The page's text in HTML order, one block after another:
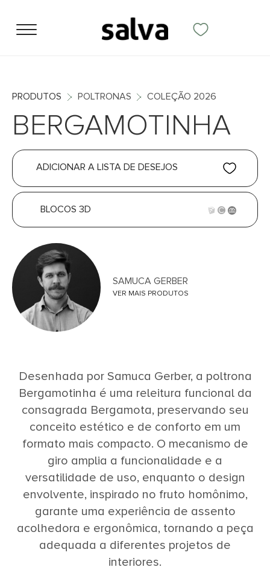
PRODUTOS POLTRONAS COLEÇÃO 2026
BERGAMOTINHA
ADICIONAR A LISTA DE DESEJOS
BLOCOS 3D
SAMUCA GERBER
VER MAIS PRODUTOS
Desenhada por Samuca Gerber, a poltrona
Bergamotinha é uma releitura funcional da
consagrada Bergamota, preservando seu
conceito estético e de conforto em um
formato mais compacto. O mecanismo de
giro amplia a funcionalidade e a
versatilidade de uso, enquanto o design
envolvente, inspirado no fruto homônimo,
garante uma experiência de assento
acolhedora e ergonômica, tornando a peça
adequada a diferentes projetos de
interiores.